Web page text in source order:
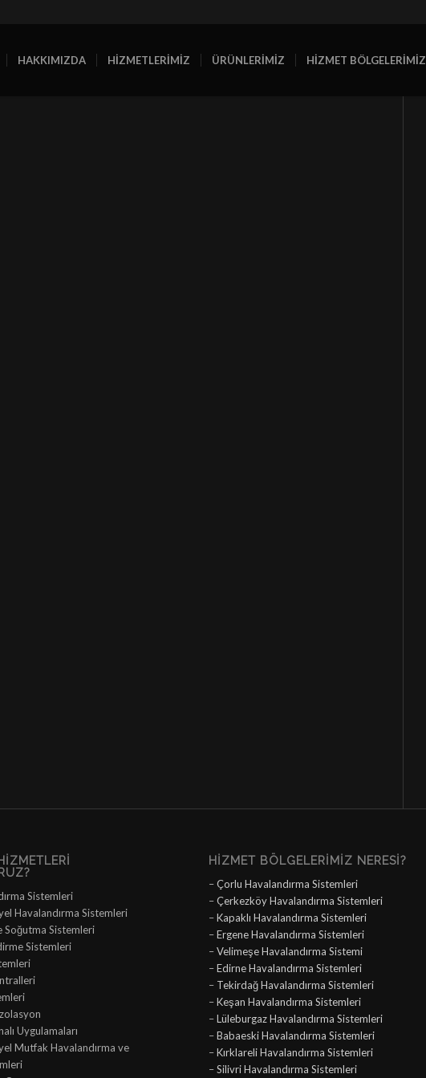
HAKKIMIZDA HİZMETLERİMİZ ÜRÜNLERİMİZ HİZMET BÖLGELERİMİZ
Sistemleri
Havalandırma Sistemleri
Soğutma Sistemleri
Sistemleri
Uygulamaları
Mutfak Havalandırma ve
HIZMET BÖLGELERIMIZ NERESI?
–Çorlu Havalandırma Sistemleri
–Çerkezköy Havalandırma Sistemleri
–Kapaklı Havalandırma Sistemleri
–Ergene Havalandırma Sistemleri
–Velimeşe Havalandırma Sistemi
–Edirne Havalandırma Sistemleri
– Tekirdağ Havalandırma Sistemleri
–Keşan Havalandırma Sistemleri
–Lüleburgaz Havalandırma Sistemleri
–Babaeski Havalandırma Sistemleri
–Kırklareli Havalandırma Sistemleri
–Silivri Havalandırma Sistemleri